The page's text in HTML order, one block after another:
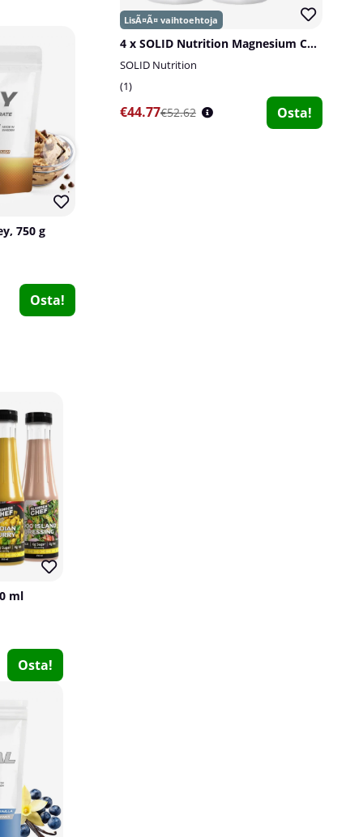
4 x SOLID Nutrition Magnesium Complex, 90 caps
SOLID Nutrition
1
€44.77€52.62 Osta!
750 g
Osta!
ml
Osta!